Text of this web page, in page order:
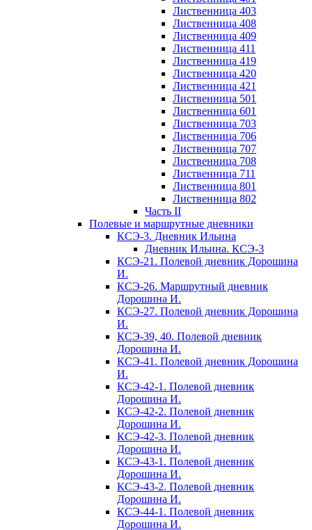
Лиственница 403
Лиственница 408
Лиственница 409
Лиственница 411
Лиственница 419
Лиственница 420
Лиственница 421
Лиственница 501
Лиственница 601
Лиственница 703
Лиственница 706
Лиственница 707
Лиственница 708
Лиственница 711
Лиственница 801
Лиственница 802
Часть II
Полевые и маршрутные дневники
КСЭ-3. Дневник Ильина
Дневник Ильина. КСЭ-3
КСЭ-21. Полевой дневник Дорошина
И.
КСЭ-26. Маршрутный дневник
Дорошина И.
КСЭ-27. Полевой дневник Дорошина
И.
КСЭ-39, 40. Полевой дневник
Дорошина И.
КСЭ-41. Полевой дневник Дорошина
И.
КСЭ-42-1. Полевой дневник
Дорошина И.
КСЭ-42-2. Полевой дневник
Дорошина И.
КСЭ-42-3. Полевой дневник
Дорошина И.
КСЭ-43-1. Полевой дневник
Дорошина И.
КСЭ-43-2. Полевой дневник
Дорошина И.
КСЭ-44-1. Полевой дневник
Дорошина И.